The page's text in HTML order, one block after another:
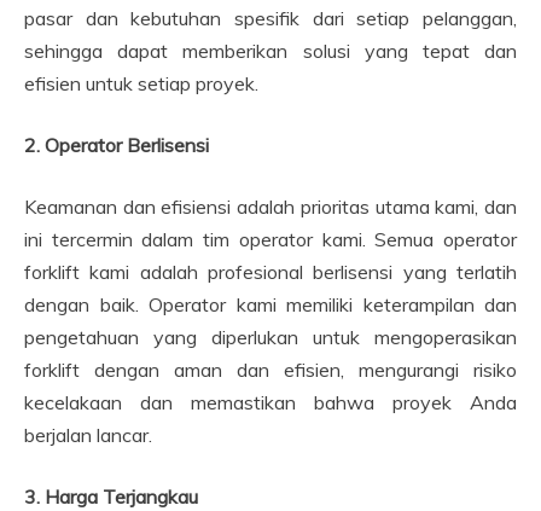
pasar dan kebutuhan spesifik dari setiap pelanggan,
sehingga dapat memberikan solusi yang tepat dan
efisien untuk setiap proyek.
2. Operator Berlisensi
Keamanan dan efisiensi adalah prioritas utama kami, dan
ini tercermin dalam tim operator kami. Semua operator
forklift kami adalah profesional berlisensi yang terlatih
dengan baik. Operator kami memiliki keterampilan dan
pengetahuan yang diperlukan untuk mengoperasikan
forklift dengan aman dan efisien, mengurangi risiko
kecelakaan dan memastikan bahwa proyek Anda
berjalan lancar.
3. Harga Terjangkau